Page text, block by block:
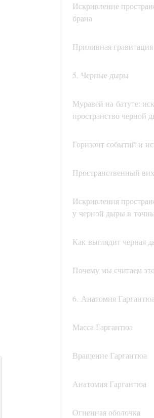
Искривление
брана
Приливная гравитация
5. Черные дыры
Муравей на батуте:
пространство черной
Горизонт событий и
Пространственный
Искривления
у черной дыры в
Как выглядит черная
Почему мы считаем
6. Анатомия Гаргантюа
Масса Гаргантюа
Вращение Гаргантюа
Анатомия Гаргантюа
Огненная оболочка